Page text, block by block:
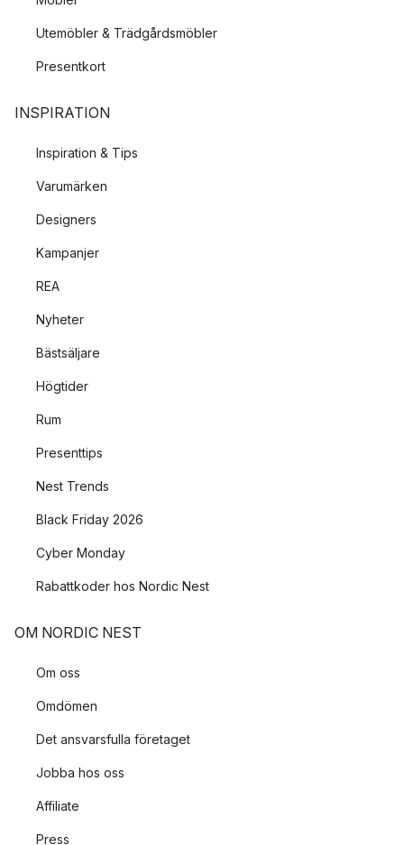
Utemöbler & Trädgårdsmöbler
Presentkort
INSPIRATION
Inspiration & Tips
Varumärken
Designers
Kampanjer
REA
Nyheter
Bästsäljare
Högtider
Rum
Presenttips
Nest Trends
Black Friday 2026
Cyber Monday
Rabattkoder hos Nordic Nest
OM NORDIC NEST
Om oss
Omdömen
Det ansvarsfulla företaget
Jobba hos oss
Affiliate
Press